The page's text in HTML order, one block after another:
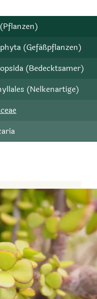
(Gefäßpflanzen)
(Bedecktsamer)
(Nelkenartige)